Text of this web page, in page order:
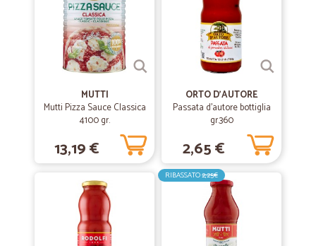
MUTTI
Mutti Pizza Sauce Classica
4100 gr.
13,19 €
ORTO D'AUTORE
Passata d'autore bottiglia
gr.360
2,65 €
RIBASSATO2,25€